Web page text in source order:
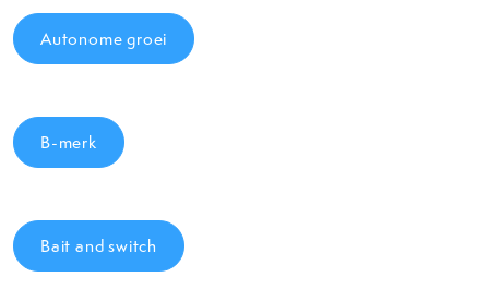
Autonome groei
B-merk
Bait and switch